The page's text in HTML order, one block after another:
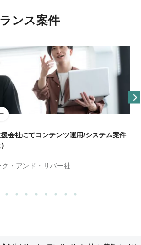
ンス案件
援会社にてコンテンツ運用/システム案件
・アンド・リバー社